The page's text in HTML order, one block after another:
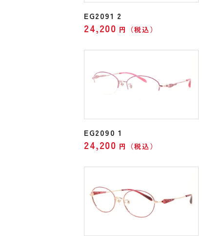
EG2091 2
24,200 円（税込）
EG2090 1
24,200 円（税込）